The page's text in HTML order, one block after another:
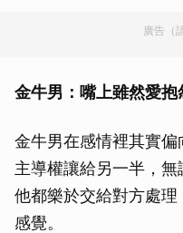
廣告（
金牛男：嘴上雖然愛
金牛男在感情裡其實
主導權讓給另一半，無
他都樂於交給對方處
感覺。